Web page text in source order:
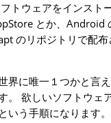
トウェアをインスト
とか、Android
のリポジトリで配
界に唯一１つかと言
。 欲しいソフトウェ
いう手順になります。